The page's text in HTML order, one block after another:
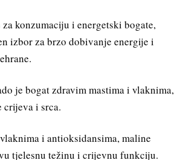
za konzumaciju i energetski bogate,
izbor za brzo dobivanje energije i
je bogat zdravim mastima i vlaknima,
i srca.
i antioksidansima, maline
tjelesnu težinu i crijevnu funkciju.